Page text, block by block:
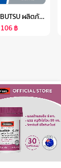
[ 2 ชิ้น ] SHOKUBUTSU ผลิตภัณฑ์ทำความสะอาดเฉพาะ จุดซ่อนเร้น FEMININE CLEANSING สูตร DAILY GENTLE CARE SHISO EXTRACT & ALOE VERA 150 มล.
106฿